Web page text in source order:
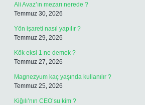
Ali Avaz’ın mezarı nerede ?
Temmuz 30, 2026
Yön işareti nasıl yapılır ?
Temmuz 29, 2026
Kök eksi 1 ne demek ?
Temmuz 27, 2026
Magnezyum kaç yaşında kullanılır ?
Temmuz 25, 2026
Kiğılı’nın CEO’su kim ?